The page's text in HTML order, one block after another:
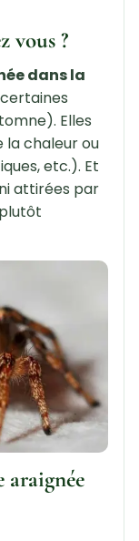
vous ?
dans la
Elles
chaleur ou
etc.). Et
attirées par
araignée